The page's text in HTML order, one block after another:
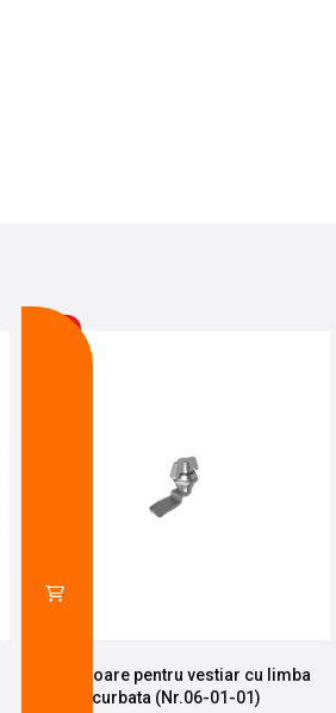
Incuietoare pentru vestiar cu limba
curbata (Nr.06-01-01)